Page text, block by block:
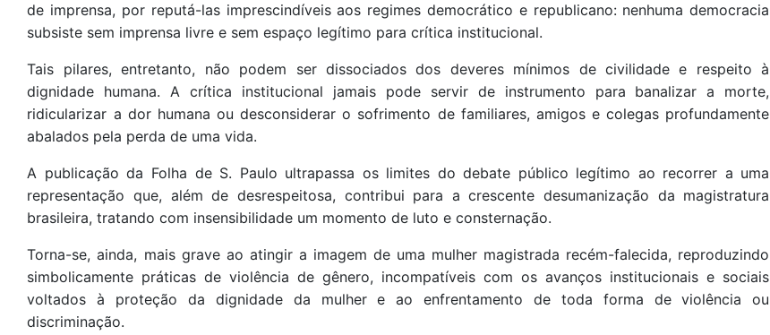
de imprensa, por reputá-las imprescindíveis aos regimes democrático e republicano: nenhuma democracia
subsiste sem imprensa livre e sem espaço legítimo para crítica institucional.
Tais pilares, entretanto, não podem ser dissociados dos deveres mínimos de civilidade e respeito à
dignidade humana. A crítica institucional jamais pode servir de instrumento para banalizar a morte,
ridicularizar a dor humana ou desconsiderar o sofrimento de familiares, amigos e colegas profundamente
abalados pela perda de uma vida.
A publicação da Folha de S. Paulo ultrapassa os limites do debate público legítimo ao recorrer a uma
representação que, além de desrespeitosa, contribui para a crescente desumanização da magistratura
brasileira, tratando com insensibilidade um momento de luto e consternação.
Torna-se, ainda, mais grave ao atingir a imagem de uma mulher magistrada recém-falecida, reproduzindo
simbolicamente práticas de violência de gênero, incompatíveis com os avanços institucionais e sociais
voltados à proteção da dignidade da mulher e ao enfrentamento de toda forma de violência ou
discriminação.